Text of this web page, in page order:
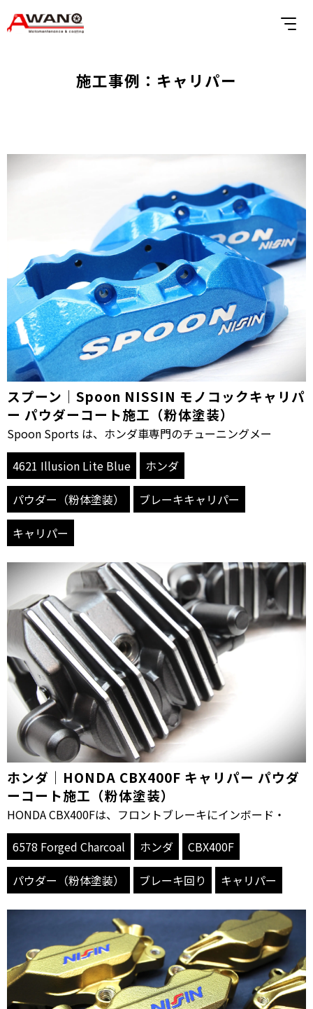
施工事例：キャリパー
スプーン｜Spoon NISSIN モノコックキャリパ
ー パウダーコート施工（粉体塗装）
Spoon Sports は、ホンダ車専門のチューニングメー
4621 Illusion Lite Blue
ホンダ
パウダー（粉体塗装）
ブレーキキャリパー
キャリパー
ホンダ｜HONDA CBX400F キャリパー パウダ
ーコート施工（粉体塗装）
HONDA CBX400Fは、フロントブレーキにインボード・
6578 Forged Charcoal
ホンダ
CBX400F
パウダー（粉体塗装）
ブレーキ回り キャリパー